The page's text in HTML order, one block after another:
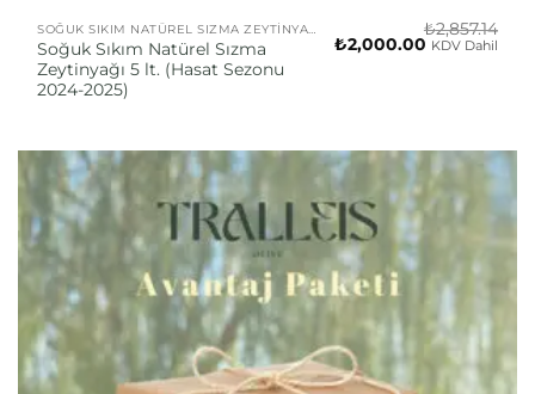
SOĞUK SIKIM NATÜREL SIZMA ZEYTINYAĞI
Soğuk Sıkım Natürel Sızma
Zeytinyağı 5 lt. (Hasat Sezonu
2024-2025)
₺2,857.14
Orijinal
fiyat:
₺2,000.00Şu
KDV Dahil